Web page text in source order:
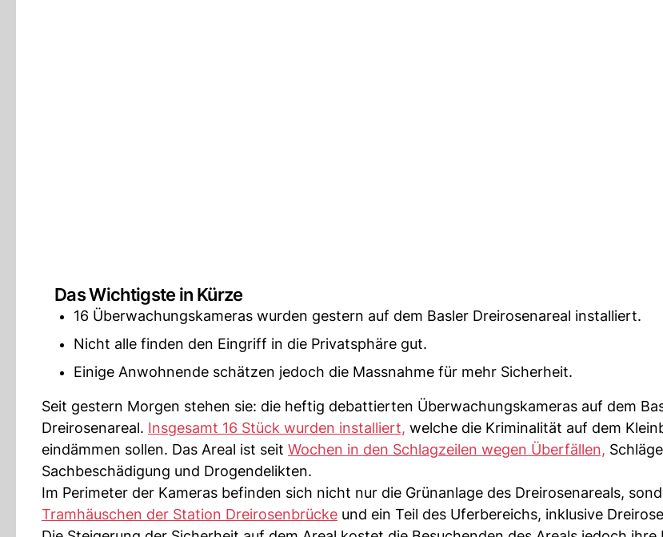
Das Wichtigste in Kürze
16 Überwachungskameras wurden gestern auf dem Basler Dreirosenareal installiert.
Nicht alle finden den Eingriff in die Privatsphäre gut.
Einige Anwohnende schätzen jedoch die Massnahme für mehr Sicherheit.
Seit gestern Morgen stehen sie: die heftig debattierten Überwachungskameras auf dem
Dreirosenareal. Insgesamt 16 Stück wurden installiert, welche die Kriminalität auf dem
eindämmen sollen. Das Areal ist seit Wochen in den Schlagzeilen wegen Überfällen,
Sachbeschädigung und Drogendelikten.
Im Perimeter der Kameras befinden sich nicht nur die Grünanlage des Dreirosenareals,
Tramhäuschen der Station Dreirosenbrücke und ein Teil des Uferbereichs, inklusive